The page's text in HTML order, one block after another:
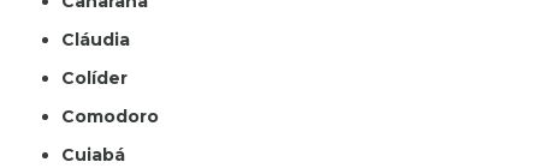
Cláudia
Colíder
Comodoro
Cuiabá